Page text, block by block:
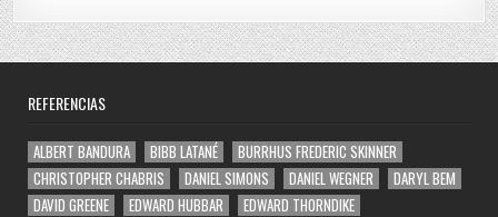
REFERENCIAS
ALBERT BANDURA BIBB LATANÉ
BURRHUS FREDERIC SKINNER
CHRISTOPHER CHABRIS
DANIEL SIMONS DANIEL WEGNER
DARYL BEM
DAVID GREENE
EDWARD HUBBAR
EDWARD THORNDIKE